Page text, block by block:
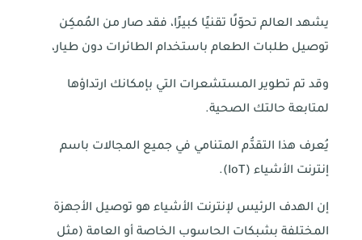
يشهد العالم تحوّلًا تقنيًا كبيرًا، فقد صار من المُمكِن
توصيل طلبات الطعام باستخدام الطائرات دون طيار،
وقد تم تطوير المستشعرات التي بإمكانك ارتداؤها
لمتابعة حالتك الصحية.
يُعرف هذا التقدُّم المتنامي في جميع المجالات باسم
إنترنت الأشياء (IoT).
إن الهدف الرئيس لإنترنت الأشياء هو توصيل الأجهزة
المختلفة بشبكات الحاسوب الخاصة أو العامة (مثل